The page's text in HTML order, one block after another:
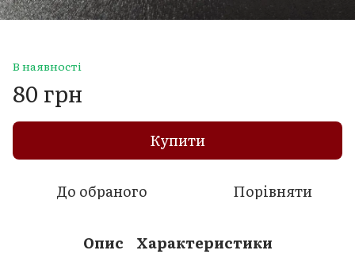
В наявності
80 грн
Купити
До обраного Порівняти
Опис Характеристики